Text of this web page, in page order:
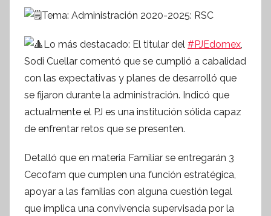
n
o
r
m
a
t
i
a
Tema: Administración 2020-2025: RSC
Lo más destacado: El titular del #PJEdomex
Sodi Cuellar comentó que se cumplió a cabalidad
con las expectativas y planes de desarrolló que
se fijaron durante la administración. Indicó que
actualmente el PJ es una institución sólida capaz
de enfrentar retos que se presenten.
Detalló que en materia Familiar se entregarán 3
Cecofam que cumplen una función estratégica,
apoyar a las familias con alguna cuestión legal
que implica una convivencia supervisada por la